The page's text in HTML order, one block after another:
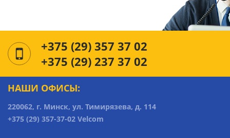
+375 (29) 357 37 02
+375 (29) 237 37 02
НАШИ ОФИСЫ:
220062, г. Минск, ул. Тимирязева, д. 114
+375 (29) 357-37-02 Velcom